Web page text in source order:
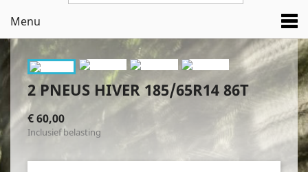
Menu
2 PNEUS HIVER 185/65R14 86T
€ 60,00
Inclusief belasting